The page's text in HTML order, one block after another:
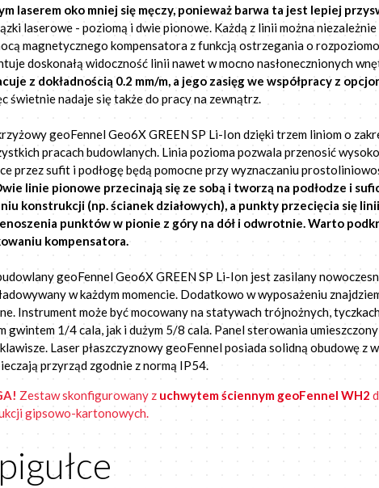
laserem oko mniej się męczy, ponieważ barwa ta jest lepiej
laserowe - poziomą i dwie pionowe. Każdą z linii można
magnetycznego kompensatora z funkcją ostrzegania o
doskonałą widoczność linii nawet w mocno nasłonecznionych
z dokładnością 0.2 mm/m, a jego zasięg we współpracy z
świetnie nadaje się także do pracy na zewnątrz.
geoFennel Geo6X GREEN SP Li-Ion dzięki trzem liniom o
pracach budowlanych. Linia pozioma pozwala przenosić
przez sufit i podłogę będą pomocne przy wyznaczaniu
linie pionowe przecinają się ze sobą i tworzą na podłodze i
konstrukcji (np. ścianek działowych), a punkty przecięcia się
punktów w pionie z góry na dół i odwrotnie. Warto
kompensatora.
geoFennel Geo6X GREEN SP Li-Ion jest zasilany
w każdym momencie. Dodatkowo w wyposażeniu
Instrument może być mocowany na statywach trójnożnych,
gwintem 1/4 cala, jak i dużym 5/8 cala. Panel sterowania
Laser płaszczyznowy geoFennel posiada solidną obudowę
przyrząd zgodnie z normą IP54.
Zestaw skonfigurowany z uchwytem ściennym geoFennel WH2
gipsowo-kartonowych.